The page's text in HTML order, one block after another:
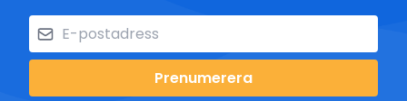
Prenumerera